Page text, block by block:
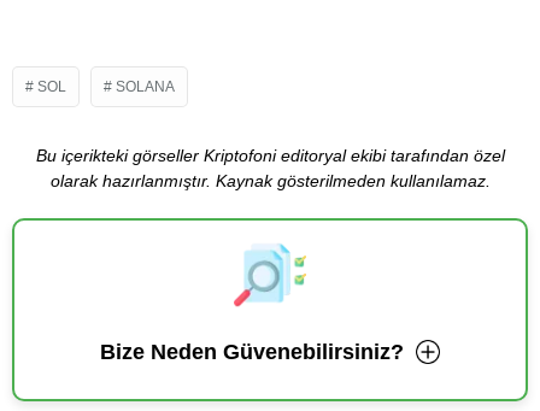
SOL SOLANA
Bu içerikteki görseller Kriptofoni editoryal ekibi tarafından özel
olarak hazırlanmıştır. Kaynak gösterilmeden kullanılamaz.
Bize Neden Güvenebilirsiniz?